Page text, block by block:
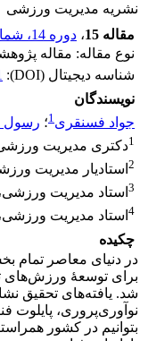
نشریه مدیریت ورزشی
مقاله 15
، دوره 14، شماره 1
نوع مقاله: مقاله
شناسه دیجیتال (DOI):
نویسندگان
جواد فسنقری1؛ رسول
1دکتری مدیریت
2 استادیار مدیریت
3 استاد مدیریت
4 استاد مدیریت
چکیده
در دنیای معاصر تمام
شد. یافته‌های تحقیق
نوآوری‌پروری، پایلوت
بتوانیم در کشور